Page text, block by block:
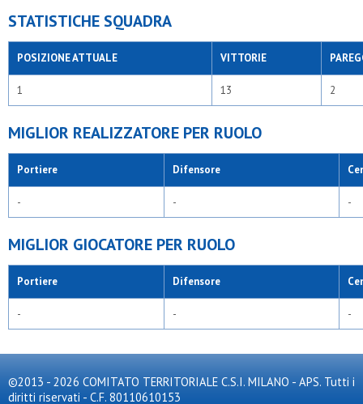
STATISTICHE SQUADRA
POSIZIONE ATTUALE VITTORIE
1 13 2
MIGLIOR REALIZZATORE PER RUOLO
Portiere Difensore
- - -
MIGLIOR GIOCATORE PER RUOLO
Portiere Difensore
- - -
©2013 - 2026 COMITATO TERRITORIALE C.S.I. MILANO - APS. Tutti i
diritti riservati - C.F. 80110610153